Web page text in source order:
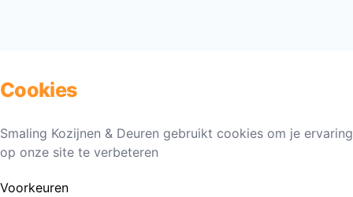
Cookies
Smaling Kozijnen & Deuren gebruikt cookies om je ervaring
op onze site te verbeteren
Voorkeuren